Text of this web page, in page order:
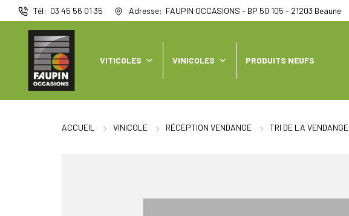
Tél 03 45 56 01 35 Adresse FAUPIN OCCASIONS - BP 50 105 - 21203 Beaune
VITICOLES VINICOLES PRODUITS NEUFS
ACCUEIL VINICOLE RÉCEPTION VENDANGE TRI DE LA VENDANGE
Panneau de gestion des cookies